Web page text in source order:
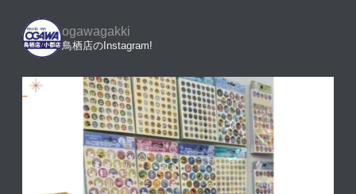
ogawagakki
鳥栖店のInstagram!